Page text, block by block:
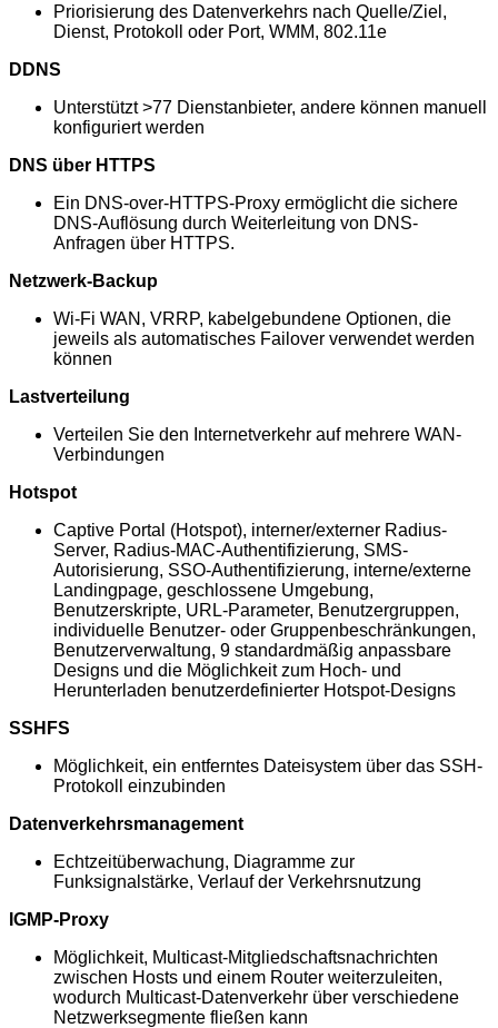
Priorisierung des Datenverkehrs nach Quelle/Ziel,
Dienst, Protokoll oder Port, WMM, 802.11e
DDNS
Unterstützt >77 Dienstanbieter, andere können manuell
konfiguriert werden
DNS über HTTPS
Ein DNS-over-HTTPS-Proxy ermöglicht die sichere
DNS-Auflösung durch Weiterleitung von DNS-
Anfragen über HTTPS.
Netzwerk-Backup
Wi-Fi WAN, VRRP, kabelgebundene Optionen, die
jeweils als automatisches Failover verwendet werden
können
Lastverteilung
Verteilen Sie den Internetverkehr auf mehrere WAN-
Verbindungen
Hotspot
Captive Portal (Hotspot), interner/externer Radius-
Server, Radius-MAC-Authentifizierung, SMS-
Autorisierung, SSO-Authentifizierung, interne/externe
Landingpage, geschlossene Umgebung,
Benutzerskripte, URL-Parameter, Benutzergruppen,
individuelle Benutzer- oder Gruppenbeschränkungen,
Benutzerverwaltung, 9 standardmäßig anpassbare
Designs und die Möglichkeit zum Hoch- und
Herunterladen benutzerdefinierter Hotspot-Designs
SSHFS
Möglichkeit, ein entferntes Dateisystem über das SSH-
Protokoll einzubinden
Datenverkehrsmanagement
Echtzeitüberwachung, Diagramme zur
Funksignalstärke, Verlauf der Verkehrsnutzung
IGMP-Proxy
Möglichkeit, Multicast-Mitgliedschaftsnachrichten
zwischen Hosts und einem Router weiterzuleiten,
wodurch Multicast-Datenverkehr über verschiedene
Netzwerksegmente fließen kann